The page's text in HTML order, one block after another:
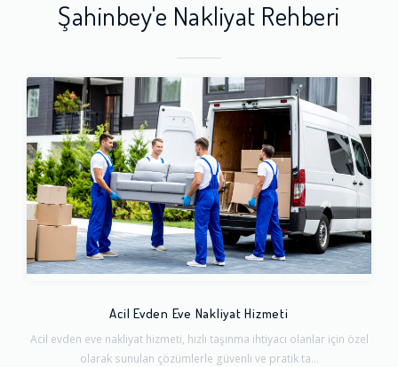
Şahinbey'e Nakliyat Rehberi
Acil Evden Eve Nakliyat Hizmeti
Acil evden eve nakliyat hizmeti, hızlı taşınma ihtiyacı olanlar için özel
olarak sunulan çözümlerle güvenli ve pratik ta...